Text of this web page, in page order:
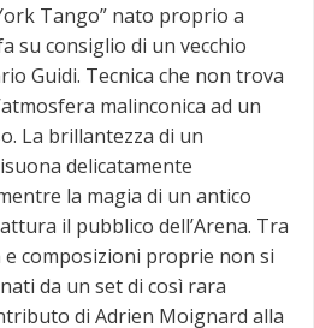
Tango” nato proprio a
su consiglio di un vecchio
Guidi. Tecnica che non trova
malinconica ad un
La brillantezza di un
delicatamente
la magia di un antico
il pubblico dell’Arena. Tra
composizioni proprie non si
da un set di così rara
di Adrien Moignard alla